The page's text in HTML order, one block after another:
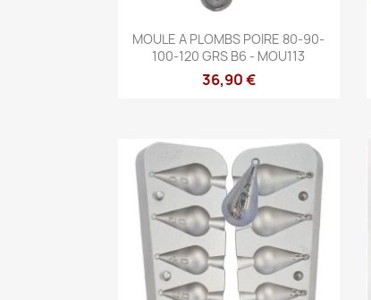
 Aperçu rapide
MOULE A PLOMBS POIRE 80-90-
100-120 GRS B6 - MOU113
36,90 €